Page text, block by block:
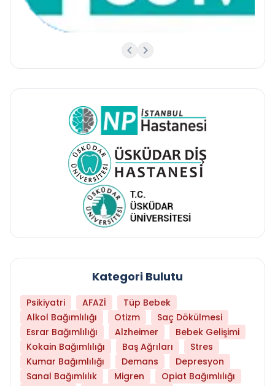
Kategori Bulutu
Psikiyatri AFAZİ
Tüp Bebek
Alkol Bağımlılığı
Otizm
Saç Dökülmesi
Esrar Bağımlılığı
Alzheimer
Bebek Gelişimi
Kokain Bağımlılığı
Baş Ağrıları
Stres
Kumar Bağımlılığı
Demans
Depresyon
Sanal Bağımlılık
Migren
Opiat Bağımlılığı